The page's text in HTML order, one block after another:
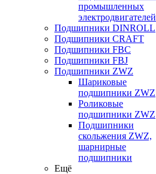
промышленных
электродвигателей
Подшипники DINROLL
Подшипники CRAFT
Подшипники FBC
Подшипники FBJ
Подшипники ZWZ
Шариковые
подшипники ZWZ
Роликовые
подшипники ZWZ
Подшипники
скольжения ZWZ,
шарнирные
подшипники
Ещё